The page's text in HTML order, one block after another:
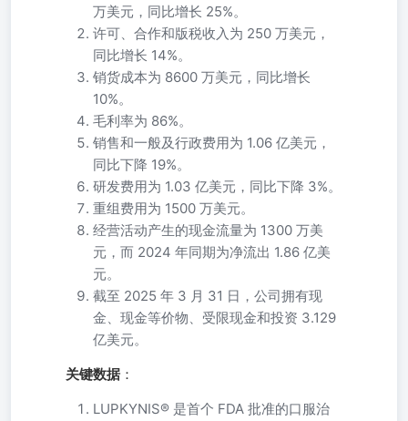
万美元，同比增长 25%。
许可、合作和版税收入为 250 万美元，
同比增长 14%。
销货成本为 8600 万美元，同比增长
10%。
毛利率为 86%。
销售和一般及行政费用为 1.06 亿美元，
同比下降 19%。
研发费用为 1.03 亿美元，同比下降 3%。
重组费用为 1500 万美元。
经营活动产生的现金流量为 1300 万美
元，而 2024 年同期为净流出 1.86 亿美
元。
截至 2025 年 3 月 31 日，公司拥有现
金、现金等价物、受限现金和投资 3.129
亿美元。
关键数据 ：
LUPKYNIS® 是首个 FDA 批准的口服治